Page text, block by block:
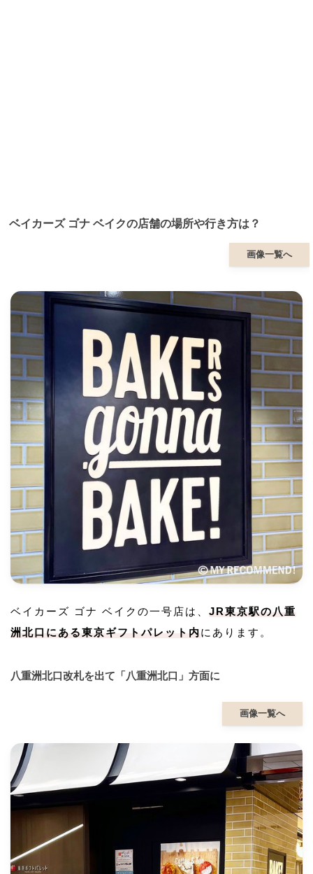
ベイカーズ ゴナ ベイクの店舗の場所や行き方は？
画像一覧へ
ベイカーズ ゴナ ベイクの一号店は、 JR東京駅の八重
洲北口にある東京ギフトパレット内にあります。
八重洲北口改札を出て「八重洲北口」方面に
画像一覧へ